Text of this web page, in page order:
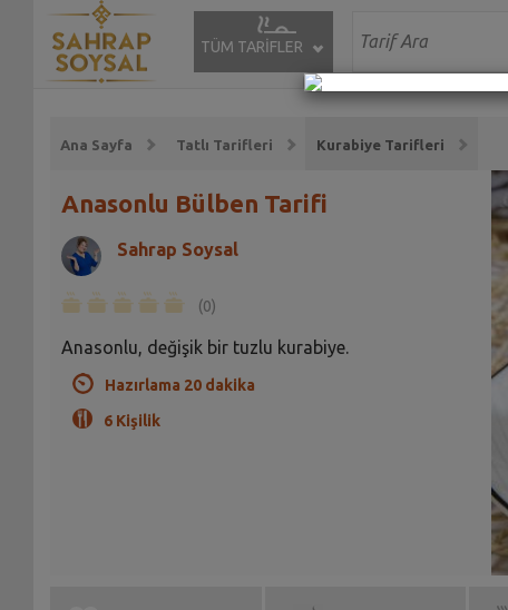
TÜM TARİFLER
Ana Sayfa Tatlı Tarifleri Kurabiye Tarifleri
Anasonlu Bülben Tarifi
Sahrap Soysal
(0)
Anasonlu, değişik bir tuzlu kurabiye.
Hazırlama 20 dakika
6 Kişilik